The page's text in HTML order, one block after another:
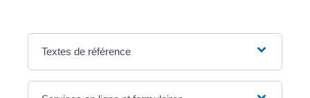
Textes de référence